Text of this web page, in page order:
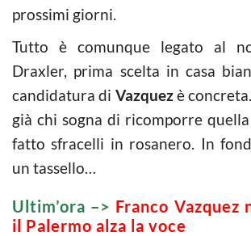
prossimi giorni.
Tutto è comunque legato al
Draxler, prima scelta in casa
candidatura di Vazquezè concreta.
già chi sogna di ricomporre
fatto sfracelli in rosanero. In
un tassello…
Ultim’ora –> Franco Vazquez
il Palermo alza la voce